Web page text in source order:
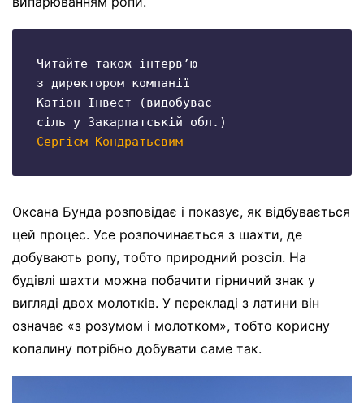
Читайте також інтервʼю
з директором компанії
Катіон Інвест (видобуває
Сергієм Кондратьєвим
Оксана Бунда розповідає і показує, як відбувається
цей процес. Усе розпочинається з шахти, де
добувають ропу, тобто природний розсіл. На
будівлі шахти можна побачити гірничий знак у
вигляді двох молотків. У перекладі з латини він
означає «з розумом і молотком», тобто корисну
копалину потрібно добувати саме так.